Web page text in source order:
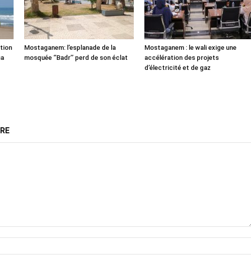
Mostaganem: l’esplanade de la
mosquée ‘’Badr’’ perd de son éclat
Mostaganem : le wali exige une
accélération des projets
d’électricité et de gaz